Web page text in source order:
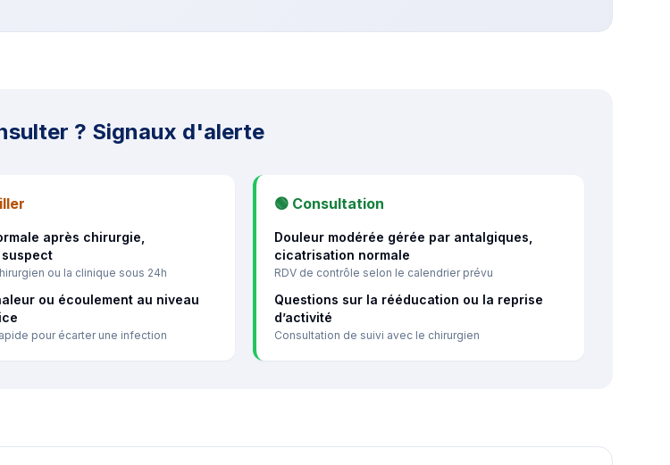
? Signaux d'alerte
après chirurgie,
ou la clinique sous 24h
ou écoulement au niveau
pour écarter une infection
🟢 Consultation
Douleur modérée gérée par antalgiques,
cicatrisation normale
RDV de contrôle selon le calendrier prévu
Questions sur la rééducation ou la reprise
d’activité
Consultation de suivi avec le chirurgien